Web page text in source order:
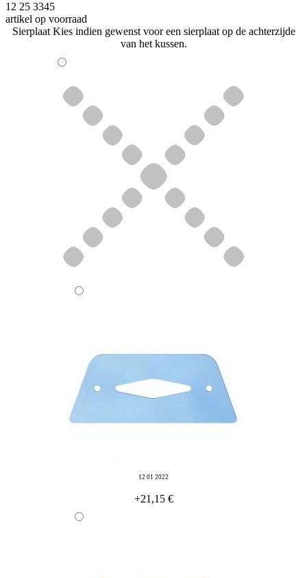
12 25 3345
artikel op voorraad
Sierplaat Kies indien gewenst voor een sierplaat op de achterzijde
van het kussen.
12 01 2022
+21,15 €